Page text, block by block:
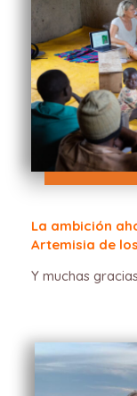
La ambición
Artemisia de
Y muchas